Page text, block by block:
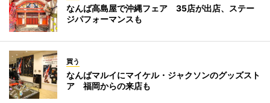
なんば高島屋で沖縄フェア 35店が出店、ステー
ジパフォーマンスも
買う
なんばマルイにマイケル・ジャクソンのグッズスト
ア 福岡からの来店も